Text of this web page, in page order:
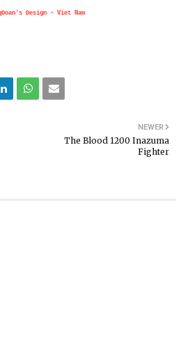
Design - Viet Nam
NEWER
The Blood 1200 Inazuma
Fighter